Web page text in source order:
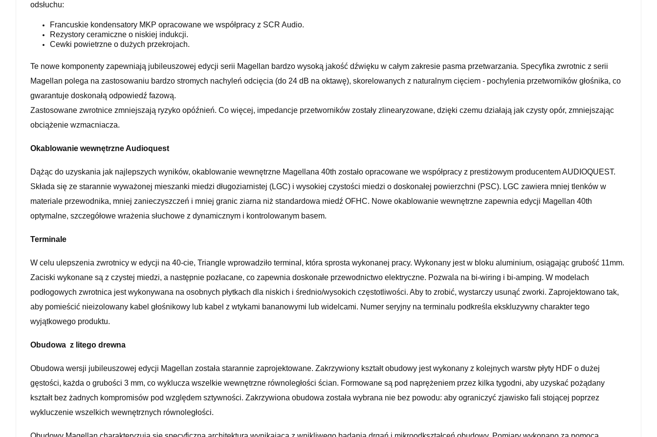
odsłuchu:
Francuskie kondensatory MKP opracowane we współpracy z SCR Audio.
Rezystory ceramiczne o niskiej indukcji.
Cewki powietrzne o dużych przekrojach.
Te nowe komponenty zapewniają jubileuszowej edycji serii Magellan bardzo wysoką jakość dźwięku w całym zakresie pasma przetwarzania. Specyfika zwrotnic z serii
Magellan polega na zastosowaniu bardzo stromych nachyleń odcięcia (do 24 dB na oktawę), skorelowanych z naturalnym cięciem - pochylenia przetworników głośnika, co
gwarantuje doskonałą odpowiedź fazową.
Zastosowane zwrotnice zmniejszają ryzyko opóźnień. Co więcej, impedancje przetworników zostały zlinearyzowane, dzięki czemu działają jak czysty opór, zmniejszając
obciążenie wzmacniacza.
Okablowanie wewnętrzne Audioquest
Dążąc do uzyskania jak najlepszych wyników, okablowanie wewnętrzne Magellana 40th zostało opracowane we współpracy z prestiżowym producentem AUDIOQUEST.
Składa się ze starannie wyważonej mieszanki miedzi długoziarnistej (LGC) i wysokiej czystości miedzi o doskonałej powierzchni (PSC). LGC zawiera mniej tlenków w
materiale przewodnika, mniej zanieczyszczeń i mniej granic ziarna niż standardowa miedź OFHC. Nowe okablowanie wewnętrzne zapewnia edycji Magellan 40th
optymalne, szczegółowe wrażenia słuchowe z dynamicznym i kontrolowanym basem.
Terminale
W celu ulepszenia zwrotnicy w edycji na 40-cie, Triangle wprowadziło terminal, która sprosta wykonanej pracy. Wykonany jest w bloku aluminium, osiągając grubość 11mm.
Zaciski wykonane są z czystej miedzi, a następnie pozłacane, co zapewnia doskonałe przewodnictwo elektryczne. Pozwala na bi-wiring i bi-amping. W modelach
podłogowych zwrotnica jest wykonywana na osobnych płytkach dla niskich i średnio/wysokich częstotliwości. Aby to zrobić, wystarczy usunąć zworki. Zaprojektowano tak,
aby pomieścić nieizolowany kabel głośnikowy lub kabel z wtykami bananowymi lub widelcami. Numer seryjny na terminalu podkreśla ekskluzywny charakter tego
wyjątkowego produktu.
Obudowa z litego drewna
Obudowa wersji jubileuszowej edycji Magellan została starannie zaprojektowane. Zakrzywiony kształt obudowy jest wykonany z kolejnych warstw płyty HDF o dużej
gęstości, każda o grubości 3 mm, co wyklucza wszelkie wewnętrzne równoległości ścian. Formowane są pod naprężeniem przez kilka tygodni, aby uzyskać pożądany
kształt bez żadnych kompromisów pod względem sztywności. Zakrzywiona obudowa została wybrana nie bez powodu: aby ograniczyć zjawisko fali stojącej poprzez
wykluczenie wszelkich wewnętrznych równoległości.